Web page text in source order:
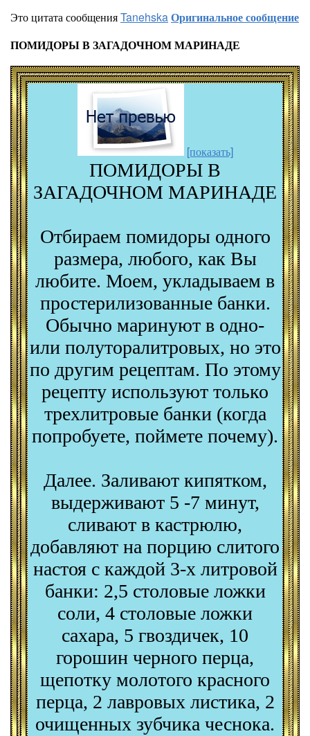
Это цитата сообщенияTanehskaОригинальное сообщение
ПОМИДОРЫ В ЗАГАДОЧНОМ МАРИНАДЕ
[показать]
ПОМИДОРЫ В
ЗАГАДОЧНОМ МАРИНАДЕ
Отбираем помидоры одного
размера, любого, как Вы
любите. Моем, укладываем в
простерилизованные банки.
Обычно маринуют в одно-
или полуторалитровых, но это
по другим рецептам. По этому
рецепту используют только
трехлитровые банки (когда
попробуете, поймете почему).
Далее. Заливают кипятком,
выдерживают 5 -7 минут,
сливают в кастрюлю,
добавляют на порцию слитого
настоя с каждой 3-х литровой
банки: 2,5 столовые ложки
соли, 4 столовые ложки
сахара, 5 гвоздичек, 10
горошин черного перца,
щепотку молотого красного
перца, 2 лавровых листика, 2
очищенных зубчика чеснока.